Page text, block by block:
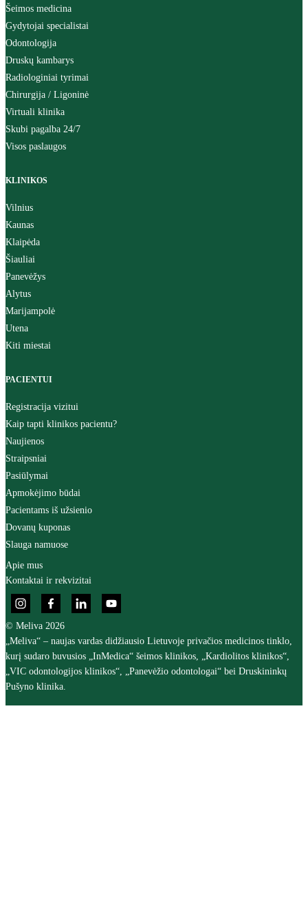
Šeimos medicina
Gydytojai specialistai
Odontologija
Druskų kambarys
Radiologiniai tyrimai
Chirurgija / Ligoninė
Virtuali klinika
Skubi pagalba 24/7
Visos paslaugos
KLINIKOS
Vilnius
Kaunas
Klaipėda
Šiauliai
Panevėžys
Alytus
Marijampolė
Utena
Kiti miestai
PACIENTUI
Registracija vizitui
Kaip tapti klinikos pacientu?
Naujienos
Straipsniai
Pasiūlymai
Apmokėjimo būdai
Pacientams iš užsienio
Dovanų kuponas
Slauga namuose
Apie mus
Kontaktai ir rekvizitai
© Meliva 2026
„Meliva“ – naujas vardas didžiausio Lietuvoje privačios medicinos tinklo,
kurį sudaro buvusios „InMedica“ šeimos klinikos, „Kardiolitos klinikos“,
„VIC odontologijos klinikos“, „Panevėžio odontologai“ bei Druskininkų
Pušyno klinika.